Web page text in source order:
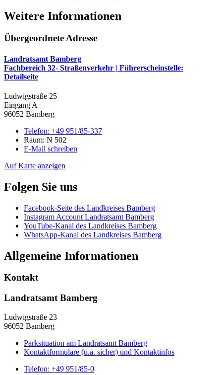
Weitere Informationen
Übergeordnete Adresse
Landratsamt Bamberg
Fachbereich 32- Straßenverkehr | Führerscheinstelle:
Detailseite
Ludwigstraße 25
Eingang A
96052 Bamberg
Telefon: +49 951/85-337
Raum: N 502
E-Mail schreiben
Auf Karte anzeigen
Folgen Sie uns
Facebook-Seite des Landkreises Bamberg
Instagram Account Landratsamt Bamberg
YouTube-Kanal des Landkreises Bamberg
WhatsApp-Kanal des Landkreises Bamberg
Allgemeine Informationen
Kontakt
Landratsamt Bamberg
Ludwigstraße 23
96052 Bamberg
Parksituation am Landratsamt Bamberg
Kontaktformulare (u.a. sicher) und Kontaktinfos
Telefon: +49 951/85-0